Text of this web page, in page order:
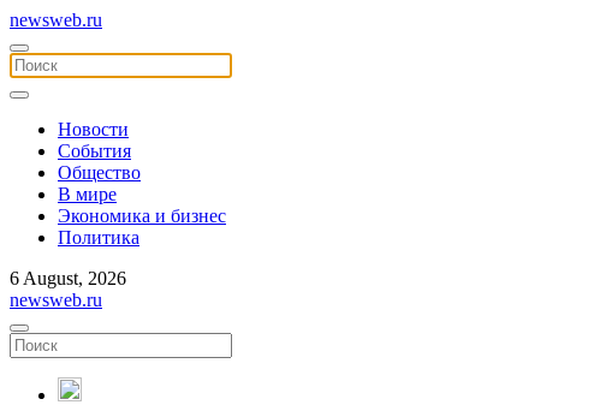
newsweb.ru
Новости
События
Общество
В мире
Экономика и бизнес
Политика
6 August, 2026
newsweb.ru